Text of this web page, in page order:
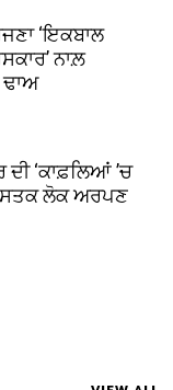
‘ਇਕਬਾਲ
ਨਾਲ਼
ਢਾਅ
ਦੀ ‘ਕਾਫ਼ਲਿਆਂ ’ਚ
ਲੋਕ ਅਰਪਣ